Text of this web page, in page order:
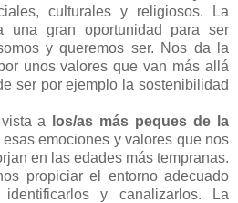
culturales y religiosos. La
una gran oportunidad para ser
y queremos ser. Nos da la
unos valores que van más allá
ser por ejemplo la sostenibilidad
a
los/as más peques de la
emociones y valores que nos
en las edades más tempranas.
propiciar el entorno adecuado
y canalizarlos. La